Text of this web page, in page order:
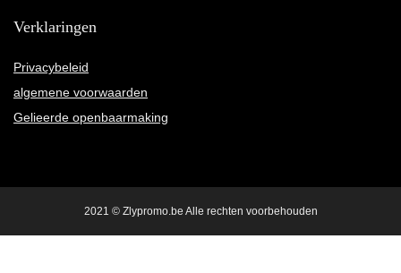
Verklaringen
Privacybeleid
algemene voorwaarden
Gelieerde openbaarmaking
2021 © Zlypromo.be Alle rechten voorbehouden